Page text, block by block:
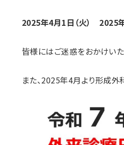
2025年4月1日（火） 2025
皆様にはご迷惑をおかけい
また、2025年4月より形成